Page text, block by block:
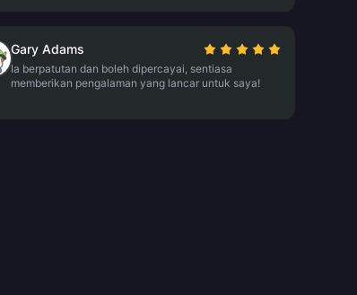
Gary Adams
Ia berpatutan dan boleh dipercayai, sentiasa
memberikan pengalaman yang lancar untuk saya!